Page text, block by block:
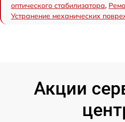
оптического стабилизатора,
Устранение механических
Акции